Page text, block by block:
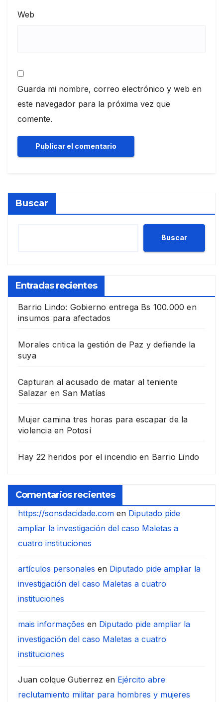
Web
Guarda mi nombre, correo electrónico y web en
este navegador para la próxima vez que
comente.
Buscar
Buscar
Entradas recientes
Barrio Lindo: Gobierno entrega Bs 100.000 en
insumos para afectados
Morales critica la gestión de Paz y defiende la
suya
Capturan al acusado de matar al teniente
Salazar en San Matías
Mujer camina tres horas para escapar de la
violencia en Potosí
Hay 22 heridos por el incendio en Barrio Lindo
Comentarios recientes
https://sonsdacidade.com en Diputado pide
ampliar la investigación del caso Maletas a
cuatro instituciones
artículos personales en Diputado pide ampliar la
investigación del caso Maletas a cuatro
instituciones
mais informações en Diputado pide ampliar la
investigación del caso Maletas a cuatro
instituciones
Juan colque Gutierrez en Ejército abre
reclutamiento militar para hombres y mujeres